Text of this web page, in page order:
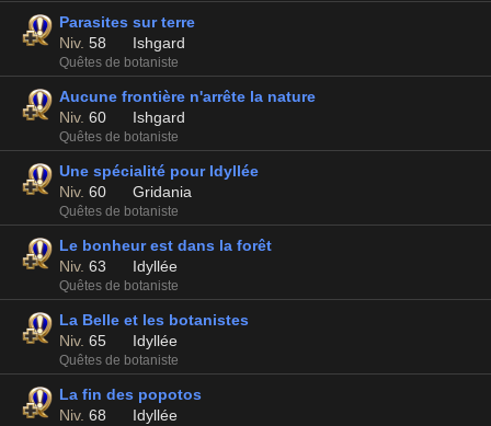
Parasites sur terre
Niv. 58 Ishgard
Quêtes de botaniste
Aucune frontière n'arrête la nature
Niv. 60 Ishgard
Quêtes de botaniste
Une spécialité pour Idyllée
Niv. 60 Gridania
Quêtes de botaniste
Le bonheur est dans la forêt
Niv. 63 Idyllée
Quêtes de botaniste
La Belle et les botanistes
Niv. 65 Idyllée
Quêtes de botaniste
La fin des popotos
Niv. 68 Idyllée